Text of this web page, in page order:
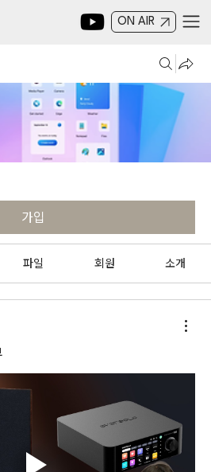
ON AIR
가입
파일 회원 소개